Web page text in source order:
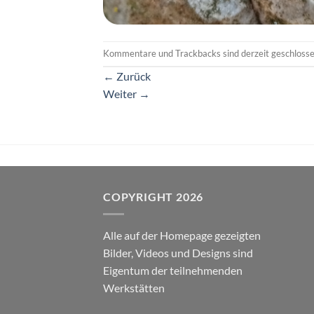
Kommentare und Trackbacks sind derzeit
← Zurück
Weiter →
COPYRIGHT 2026
Alle auf der Homepage gezeigten
Bilder, Videos und Designs sind
Eigentum der teilnehmenden
Werkstätten